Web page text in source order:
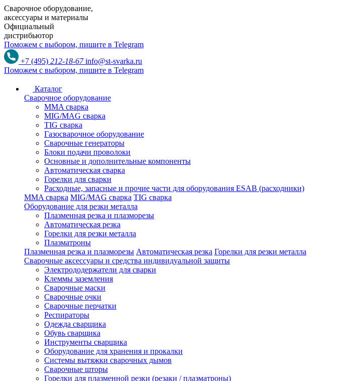
Сварочное оборудование,
аксессуары и материалы
Официальный
дистрибьютор
Поможем с выбором, пишите в Telegram
+7 (495) 212-18-67 info@st-svarka.ru
Поможем с выбором, пишите в Telegram
Каталог
Сварочное оборудование
MMA сварка
MIG/MAG сварка
TIG сварка
Газосварочное оборудование
Сварочные генераторы
Блоки подачи проволоки
Основные и дополнительные компоненты
Автоматическая сварка
Горелки для сварки
Расходные, запасные и прочие части для оборудования ESAB (расходники)
MMA сварка MIG/MAG сварка TIG сварка
Оборудование для резки металла
Плазменная резка и плазморезы
Автоматическая резка
Горелки для резки металла
Плазматроны
Плазменная резка и плазморезы Автоматическая резка Горелки для резки металла
Сварочные аксессуары и средства индивидуальной защиты
Электрододержатели для сварки
Клеммы заземления
Сварочные маски
Сварочные очки
Сварочные перчатки
Респираторы
Одежда сварщика
Обувь сварщика
Инструменты сварщика
Оборудование для хранения и прокалки
Системы вытяжки сварочных дымов
Сварочные шторы
Горелки для плазменной резки (резаки / плазматроны)